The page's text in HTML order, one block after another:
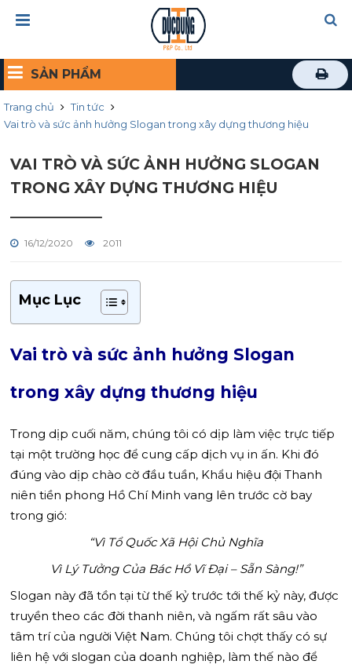
SẢN PHẨM
Trang chủ
Tin tức
Vai trò và sức ảnh hưởng Slogan trong xây dựng thương hiệu
VAI TRÒ VÀ SỨC ẢNH HƯỞNG SLOGAN
TRONG XÂY DỰNG THƯƠNG HIỆU
16/12/2020 2011
Mục Lục
Vai trò và sức ảnh hưởng Slogan
trong xây dựng thương hiệu
Trong dịp cuối năm, chúng tôi có dịp làm việc trực tiếp
tại một trường học để cung cấp dịch vụ in ấn. Khi đó
đúng vào dịp chào cờ đầu tuần, Khẩu hiệu đội Thanh
niên tiền phong Hồ Chí Minh vang lên trước cờ bay
trong gió:
“Vì Tổ Quốc Xã Hội Chủ Nghĩa
Vì Lý Tưởng Của Bác Hồ Vĩ Đại – Sẵn Sàng!”
Slogan này đã tồn tại từ thế kỷ trước tới thế kỷ này, được
truyền theo các đời thanh niên, và ngấm rất sâu vào
tâm trí của người Việt Nam. Chúng tôi chợt thấy có sự
liên hệ với slogan của doanh nghiệp, làm thế nào để